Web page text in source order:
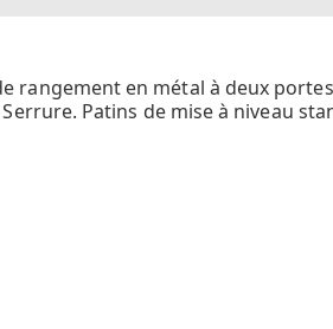
rangement en métal à deux
Patins de mise à niveau